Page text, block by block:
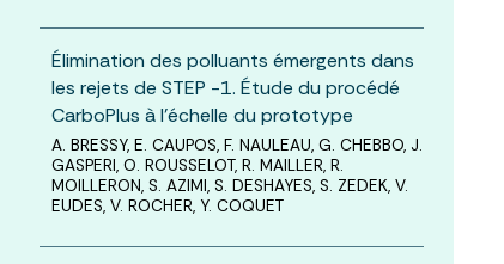
Élimination des polluants émergents dans
les rejets de STEP -1. Étude du procédé
CarboPlus à l’échelle du prototype
A. BRESSY, E. CAUPOS, F. NAULEAU, G. CHEBBO, J.
GASPERI, O. ROUSSELOT, R. MAILLER, R.
MOILLERON, S. AZIMI, S. DESHAYES, S. ZEDEK, V.
EUDES, V. ROCHER, Y. COQUET